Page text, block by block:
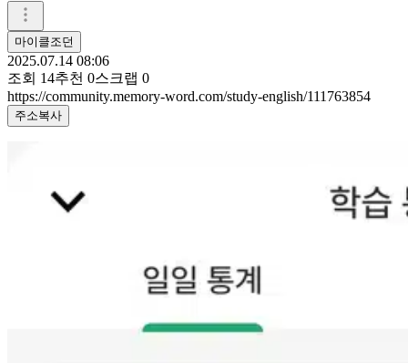
마이클조던
2025.07.14 08:06
조회 14추천 0스크랩 0
https://community.memory-word.com/study-english/111763854
주소복사